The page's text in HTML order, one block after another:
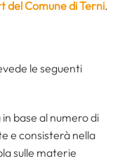
del Comune di Terni.
le seguenti
base al numero di
e consisterà nella
sulle materie